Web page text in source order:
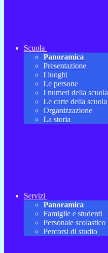
Scuola
Panoramica
Presentazione
I luoghi
Le persone
I numeri della scuola
Le carte della scuola
Organizzazione
La storia
Servizi
Panoramica
Famiglie e studenti
Personale scolastico
Percorsi di studio